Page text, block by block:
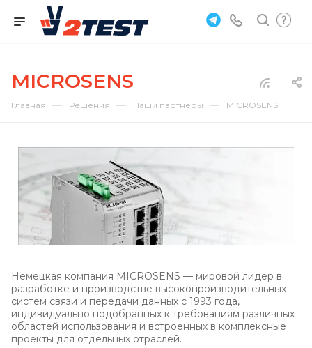
MICROSENS
Главная — Решения — Наши партнеры — MICROSENS
Немецкая компания MICROSENS — мировой лидер в
разработке и производстве высокопроизводительных
систем связи и передачи данных с 1993 года,
индивидуально подобранных к требованиям различных
областей использования и встроенных в комплексные
проекты для отдельных отраслей.